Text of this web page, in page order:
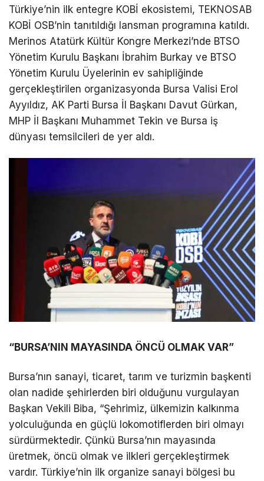
Türkiye’nin ilk entegre KOBİ ekosistemi, TEKNOSAB
KOBİ OSB’nin tanıtıldığı lansman programına katıldı.
Merinos Atatürk Kültür Kongre Merkezi’nde BTSO
Yönetim Kurulu Başkanı İbrahim Burkay ve BTSO
Yönetim Kurulu Üyelerinin ev sahipliğinde
gerçekleştirilen organizasyonda Bursa Valisi Erol
Ayyıldız, AK Parti Bursa İl Başkanı Davut Gürkan,
MHP İl Başkanı Muhammet Tekin ve Bursa iş
dünyası temsilcileri de yer aldı.
“BURSA’NIN MAYASINDA ÖNCÜ OLMAK VAR”
Bursa’nın sanayi, ticaret, tarım ve turizmin başkenti
olan nadide şehirlerden biri olduğunu vurgulayan
Başkan Vekili Biba, “Şehrimiz, ülkemizin kalkınma
yolculuğunda en güçlü lokomotiflerden biri olmayı
sürdürmektedir. Çünkü Bursa’nın mayasında
üretmek, öncü olmak ve ilkleri gerçekleştirmek
vardır. Türkiye’nin ilk organize sanayi bölgesi bu